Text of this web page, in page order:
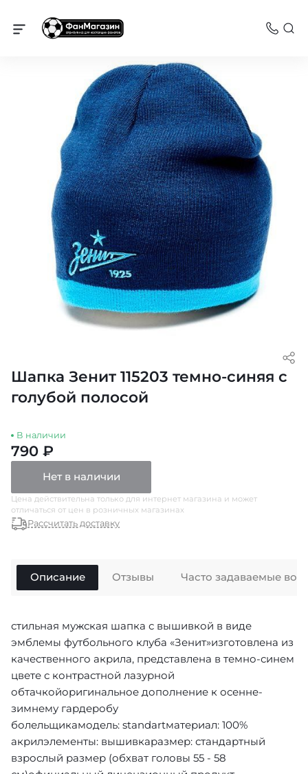
Зенит
Шапка Зенит 115203 темно-синяя с
голубой полосой
В наличии
790 ₽
Нет в наличии
Цена действительна только для интернет магазина и может
отличаться от цен в розничных магазинах
Рассчитать доставку
Описание
стильная мужская шапка с вышивкой в виде
эмблемы футбольного клуба «Зенит»изготовлена из
качественного акрила, представлена в темно-синем
цвете с контрастной лазурной
обтачкойоригинальное дополнение к осенне-
зимнему гардеробу
болельщикамодель: standartматериал: 100%
акрилэлементы: вышивкаразмер: стандартный
взрослый размер (обхват головы 55 - 58
Отзывы Часто задаваемые